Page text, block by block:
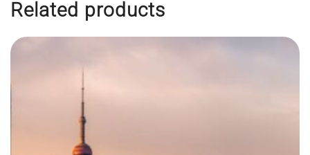
Related products